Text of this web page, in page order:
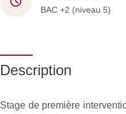
BAC +2 (niveau 5)
Description
Stage de première